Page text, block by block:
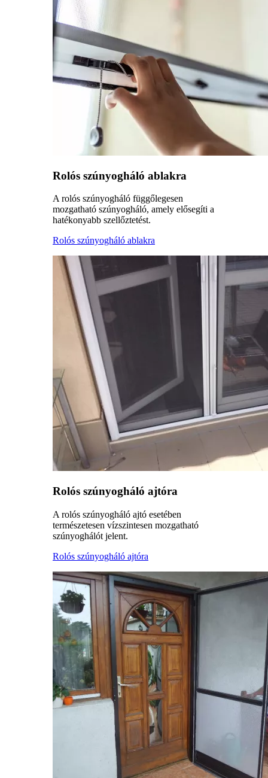
Rolós szúnyogháló ablakra
A rolós szúnyogháló függőlegesen
mozgatható szúnyogháló, amely elősegíti a
hatékonyabb szellőztetést.
Rolós szúnyogháló ablakra
Rolós szúnyogháló ajtóra
A rolós szúnyogháló ajtó esetében
természetesen vízszintesen mozgatható
szúnyoghálót jelent.
Rolós szúnyogháló ajtóra